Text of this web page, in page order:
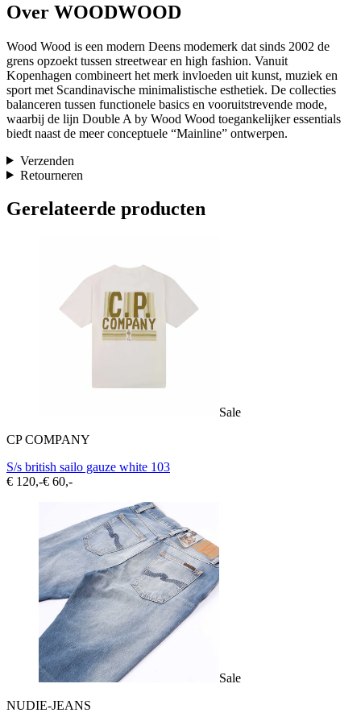
Over WOODWOOD
Wood Wood is een modern Deens modemerk dat sinds 2002 de
grens opzoekt tussen streetwear en high fashion. Vanuit
Kopenhagen combineert het merk invloeden uit kunst, muziek en
sport met Scandinavische minimalistische esthetiek. De collecties
balanceren tussen functionele basics en vooruitstrevende mode,
waarbij de lijn Double A by Wood Wood toegankelijker essentials
biedt naast de meer conceptuele “Mainline” ontwerpen.
Verzenden
Retourneren
Gerelateerde producten
Sale
CP COMPANY
S/s british sailo gauze white 103
€ 120,-€ 60,-
Sale
NUDIE-JEANS